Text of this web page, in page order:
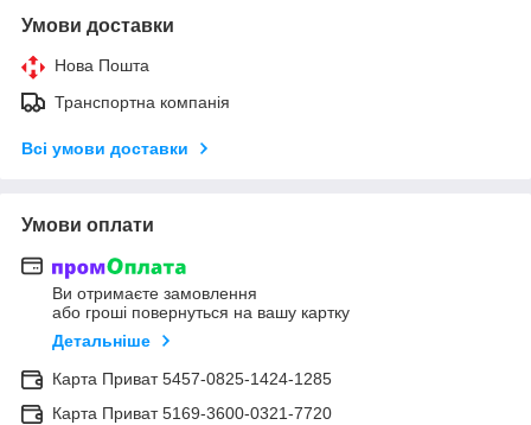
Умови доставки
Нова Пошта
Транспортна компанія
Всі умови доставки
Умови оплати
Ви отримаєте замовлення
або гроші повернуться на вашу картку
Детальніше
Карта Приват 5457-0825-1424-1285
Карта Приват 5169-3600-0321-7720